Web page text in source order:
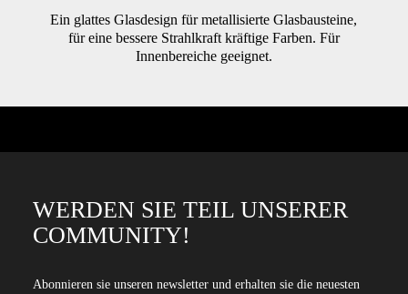
Ein glattes Glasdesign für metallisierte Glasbausteine,
für eine bessere Strahlkraft kräftige Farben. Für
Innenbereiche geeignet.
WERDEN SIE TEIL UNSERER
COMMUNITY!
Abonnieren sie unseren newsletter und erhalten sie die neuesten